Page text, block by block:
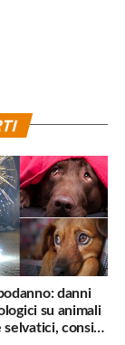
danni
su animali
consigli